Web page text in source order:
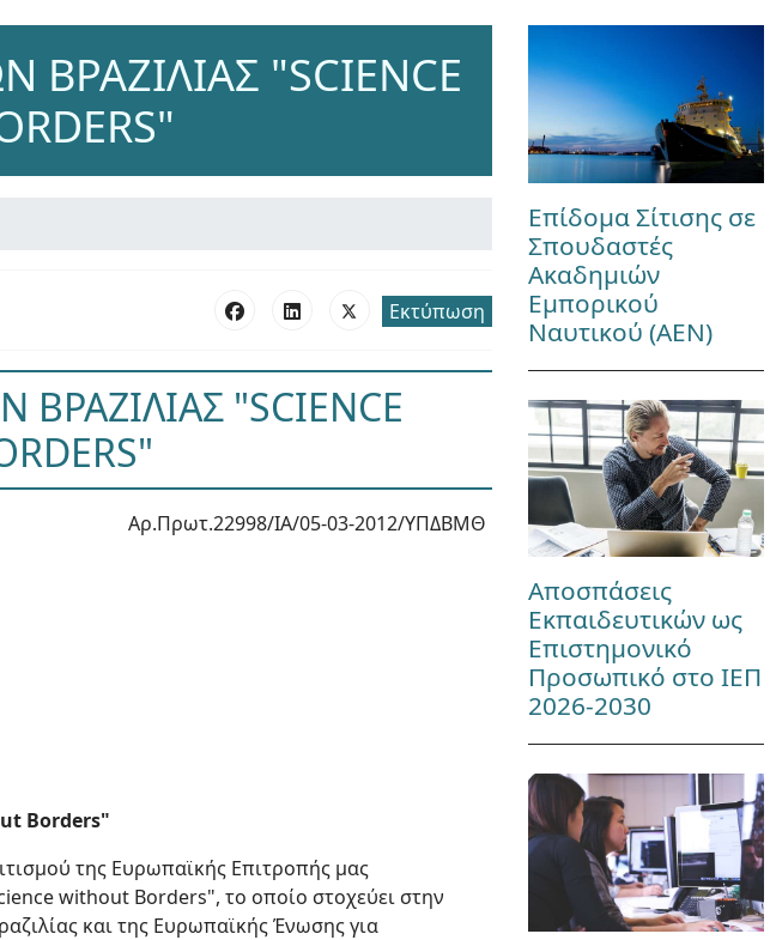
"SCIENCE
Εκτύπωση
"SCIENCE
Αρ.Πρωτ.22998/ΙΑ/05-03-2012/ΥΠΔΒΜΘ
Borders"
της Ευρωπαϊκής Επιτροπής μας
without Borders", το οποίο στοχεύει στην
και της Ευρωπαϊκής Ένωσης για
Επίδομα Σίτισης σε
Σπουδαστές
Ακαδημιών
Εμπορικού
Ναυτικού (ΑΕΝ)
Αποσπάσεις
Εκπαιδευτικών ως
Επιστημονικό
Προσωπικό στο ΙΕΠ
2026-2030